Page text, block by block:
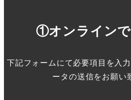
①オンライン
下記フォームにて必要項目を入
ータの送信をお願い